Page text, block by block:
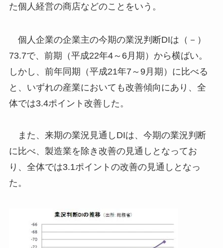
た個人経営の商店などのことをいう。
個人企業の企業主の今期の業況判断DIは（－）
73.7で、前期（平成22年4～6月期）から横ばい。
しかし、前年同期（平成21年7～9月期）に比べる
と、いずれの産業においても改善傾向にあり、全
体では3.4ポイント改善した。
また、来期の業況見通しDIは、今期の業況判断
に比べ、製造業を除き改善の見通しとなってお
り、全体では3.1ポイントの改善の見通しとなっ
た。